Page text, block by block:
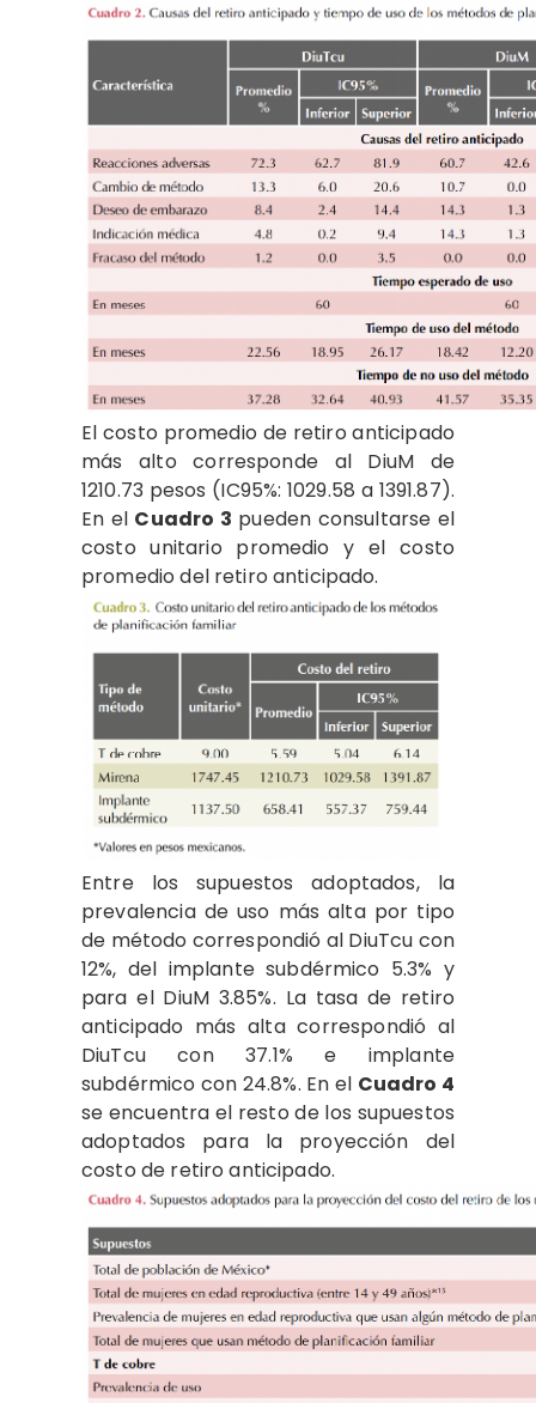
El costo promedio de retiro anticipado
más alto corresponde al DiuM de
1210.73 pesos (IC95%: 1029.58 a 1391.87).
En el Cuadro 3 pueden consultarse el
costo unitario promedio y el costo
promedio del retiro anticipado.
Entre los supuestos adoptados, la
prevalencia de uso más alta por tipo
de método correspondió al DiuTcu con
12%, del implante subdérmico 5.3% y
para el DiuM 3.85%. La tasa de retiro
anticipado más alta correspondió al
DiuTcu con 37.1% e implante
subdérmico con 24.8%. En el Cuadro 4
se encuentra el resto de los supuestos
adoptados para la proyección del
costo de retiro anticipado.